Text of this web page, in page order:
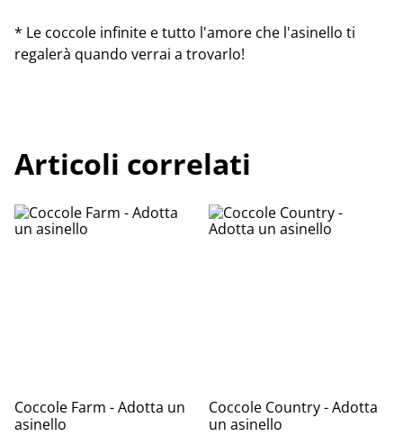
* Le coccole infinite e tutto l'amore che l'asinello ti
regalerà quando verrai a trovarlo!
Articoli correlati
Coccole Farm - Adotta un
asinello
Coccole Country - Adotta
un asinello